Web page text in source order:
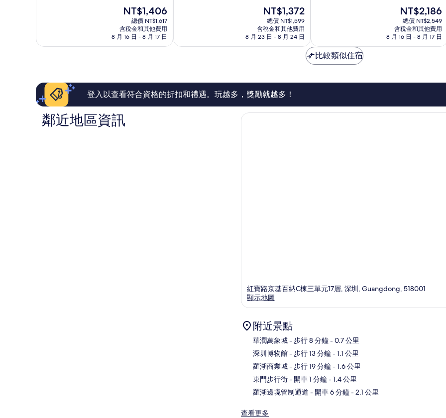
讚，
論
現
價
格
為
NT$1,406
總價 NT$1,617
含稅金和其他費用
8 月 16 日 - 8 月 17 日
好，
論
現
在
價
格
為
NT$1,372
總價 NT$1,599
含稅金和其他費用
8 月 23 日 - 8 月 24 日
店）
羅
湖
棒
了，
59
評
現
在
價
格
為
NT$2,186
總價 NT$2,549
含稅金和其他費用
8 月 16 日 - 8 月 17 日
比較類似住宿
登入以查看符合資格的折扣和禮遇。玩越多，獎勵就越多！
鄰近地區資訊
紅寶路京基百納C棟三單元17層, 深圳, Guangdong, 518001
顯示地圖
附近景點
華潤萬象城- 步行 8 分鐘- 0.7 公里
深圳博物館- 步行 13 分鐘- 1.1 公里
羅湖商業城- 步行 19 分鐘- 1.6 公里
東門步行街- 開車 1 分鐘- 1.4 公里
羅湖邊境管制通道 - 開車 6 分鐘- 2.1 公里
查看更多